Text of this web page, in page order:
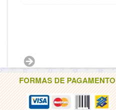
FORMAS DE PAGAMENTO